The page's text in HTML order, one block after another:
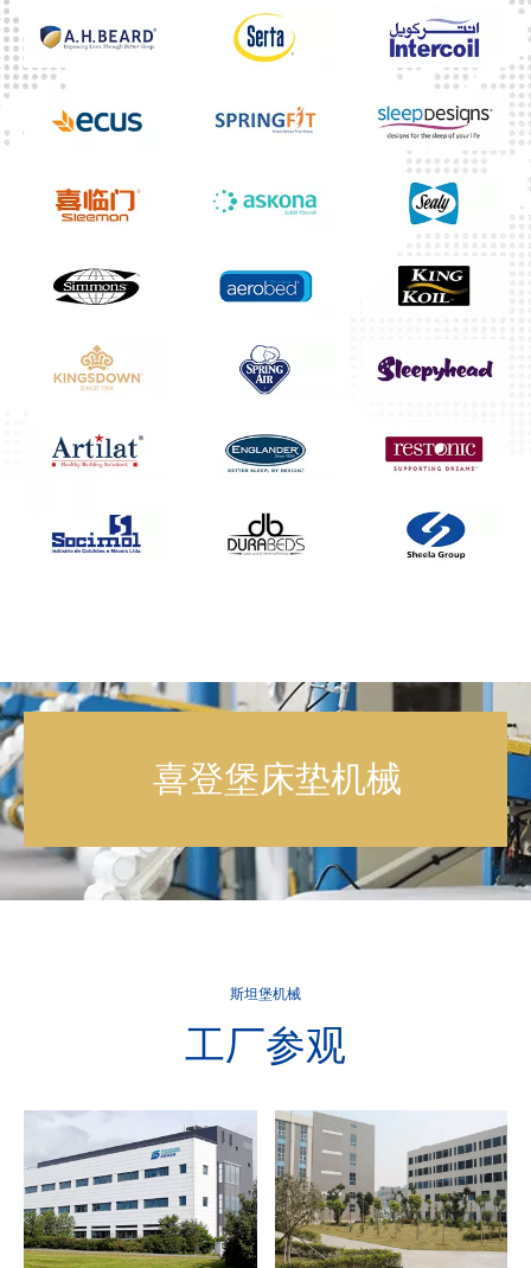
喜登堡床垫机械
斯坦堡机械
工厂参观